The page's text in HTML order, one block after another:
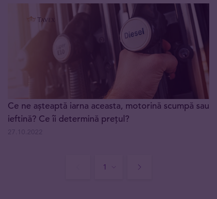
Ce ne așteaptă iarna aceasta, motorină scumpă sau
ieftină? Ce îi determină prețul?